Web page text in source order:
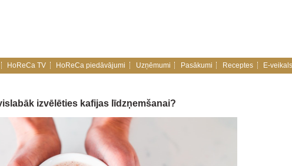
HoReCa TV HoReCa piedāvājumi Uzņēmumi Pasākumi Receptes E-veikals
izvēlēties kafijas līdzņemšanai?